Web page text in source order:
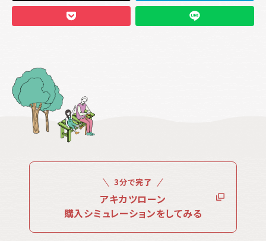
3分で完了
アキカツローン
購入シミュレーションをしてみる